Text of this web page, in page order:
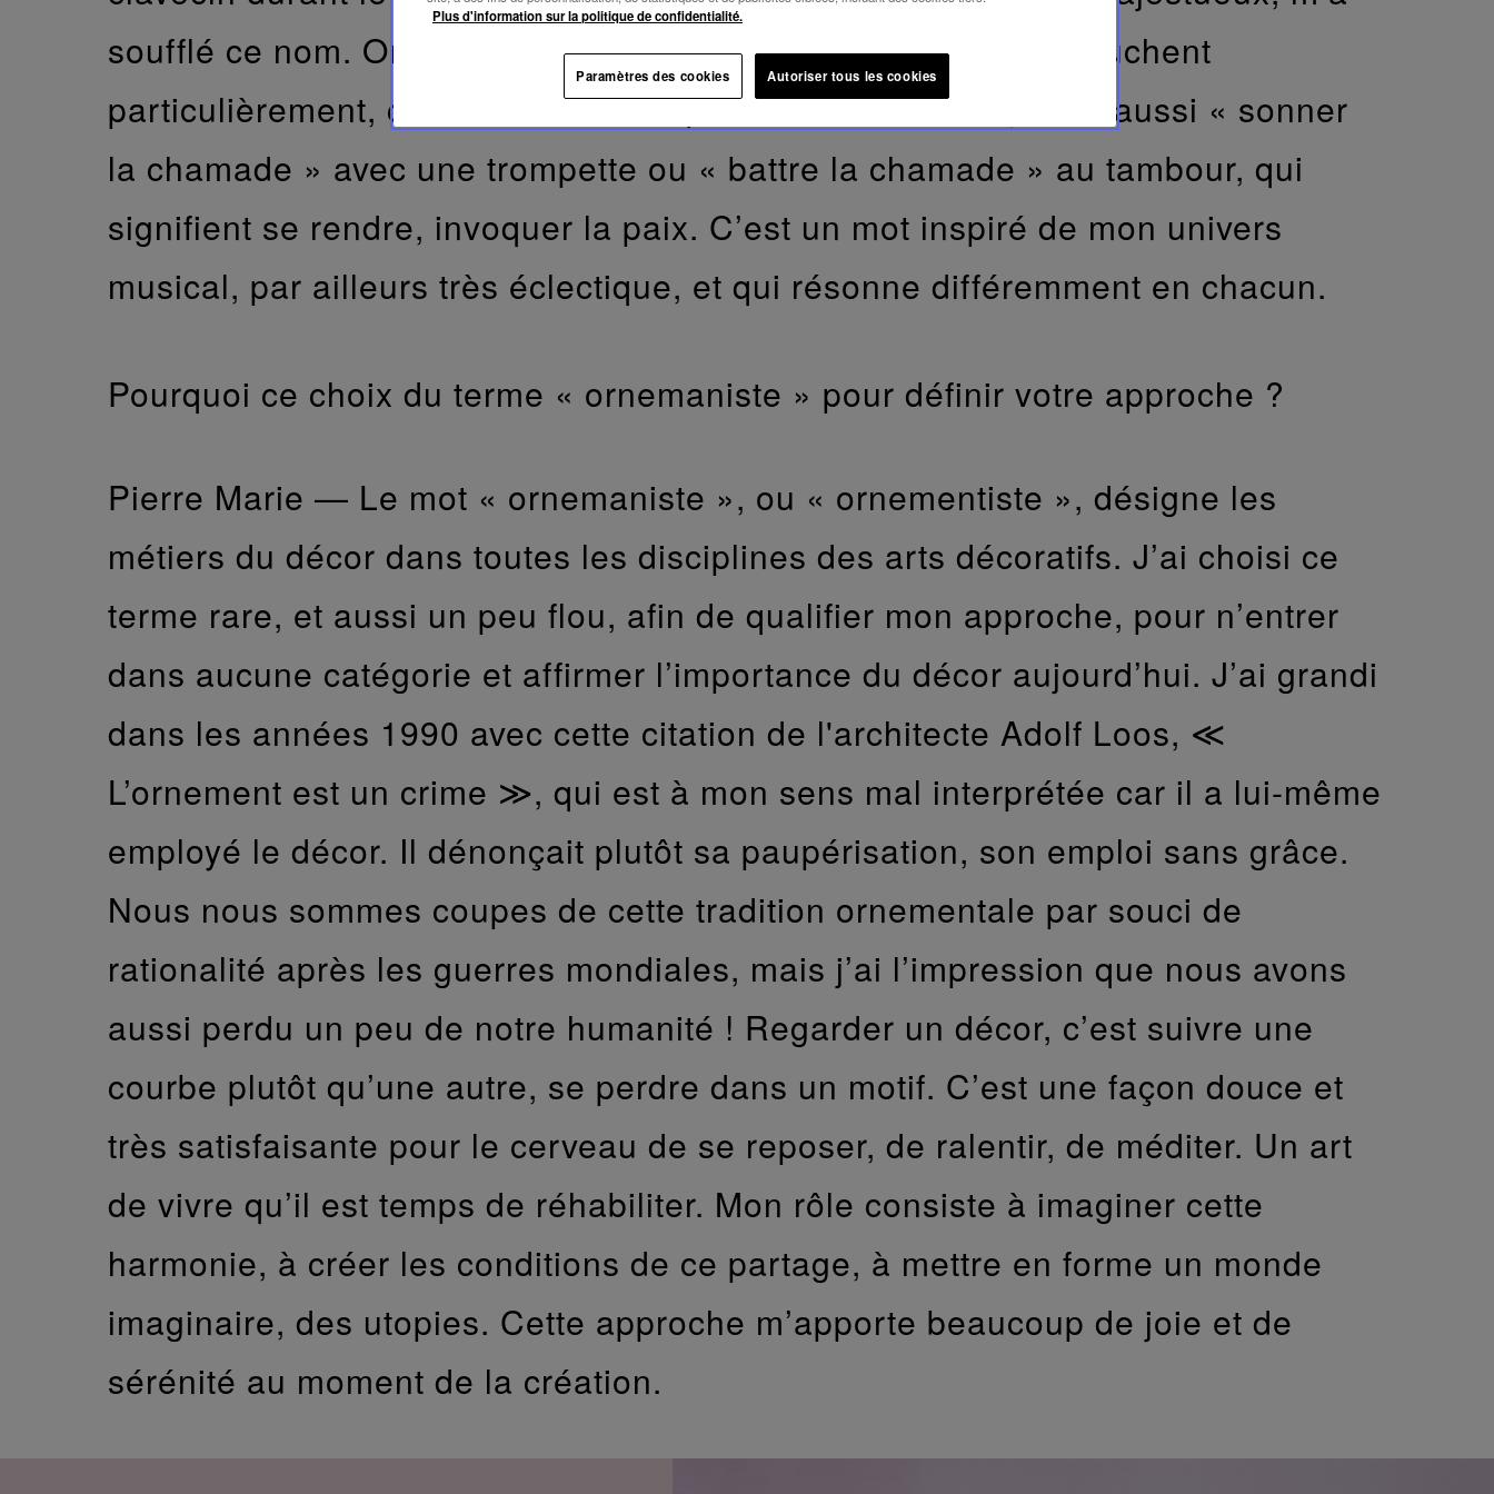
soufflé ce nom. On le retrouve dans des expressions qui me touchent
particulièrement, comme « le cœur qui bat la chamade », mais aussi « sonner
la chamade » avec une trompette ou « battre la chamade » au tambour, qui
signifient se rendre, invoquer la paix. C’est un mot inspiré de mon univers
musical, par ailleurs très éclectique, et qui résonne différemment en chacun.
Pourquoi ce choix du terme « ornemaniste » pour définir votre approche ?
Pierre Marie — Le mot « ornemaniste », ou « ornementiste », désigne les
métiers du décor dans toutes les disciplines des arts décoratifs. J’ai choisi ce
terme rare, et aussi un peu flou, afin de qualifier mon approche, pour n’entrer
dans aucune catégorie et affirmer l’importance du décor aujourd’hui. J’ai grandi
dans les années 1990 avec cette citation de l'architecte Adolf Loos, ≪
L’ornement est un crime ≫, qui est à mon sens mal interprétée car il a lui-même
employé le décor. Il dénonçait plutôt sa paupérisation, son emploi sans grâce.
Nous nous sommes coupes de cette tradition ornementale par souci de
rationalité après les guerres mondiales, mais j’ai l’impression que nous avons
aussi perdu un peu de notre humanité ! Regarder un décor, c’est suivre une
courbe plutôt qu’une autre, se perdre dans un motif. C’est une façon douce et
très satisfaisante pour le cerveau de se reposer, de ralentir, de méditer. Un art
de vivre qu’il est temps de réhabiliter. Mon rôle consiste à imaginer cette
harmonie, à créer les conditions de ce partage, à mettre en forme un monde
imaginaire, des utopies. Cette approche m’apporte beaucoup de joie et de
sérénité au moment de la création.
Plus d'information sur la politique de confidentialité.
Paramètres des cookies Autoriser tous les cookies